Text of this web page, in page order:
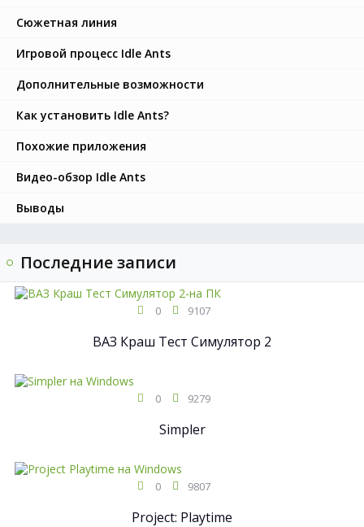
Сюжетная линия
Игровой процесс Idle Ants
Дополнительные возможности
Как установить Idle Ants?
Похожие приложения
Видео-обзор Idle Ants
Выводы
Последние записи
0 9107
ВАЗ Краш Тест Симулятор 2
0 9279
Simpler
0 9807
Project: Playtime